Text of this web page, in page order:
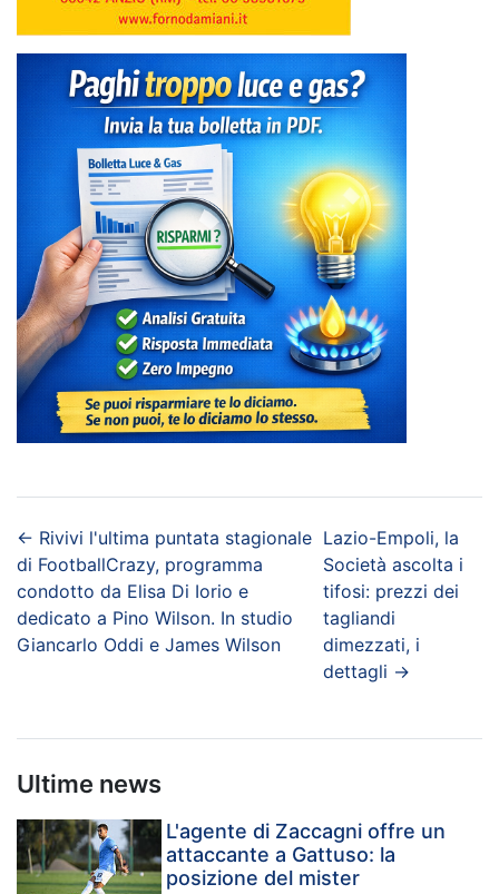
← Rivivi l'ultima puntata stagionale
di FootballCrazy, programma
condotto da Elisa Di Iorio e
dedicato a Pino Wilson. In studio
Giancarlo Oddi e James Wilson
Lazio-Empoli, la
Società ascolta i
tifosi: prezzi dei
tagliandi
dimezzati, i
dettagli →
Ultime news
L'agente di Zaccagni offre un
attaccante a Gattuso: la
posizione del mister